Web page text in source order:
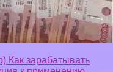
Как зарабатывать